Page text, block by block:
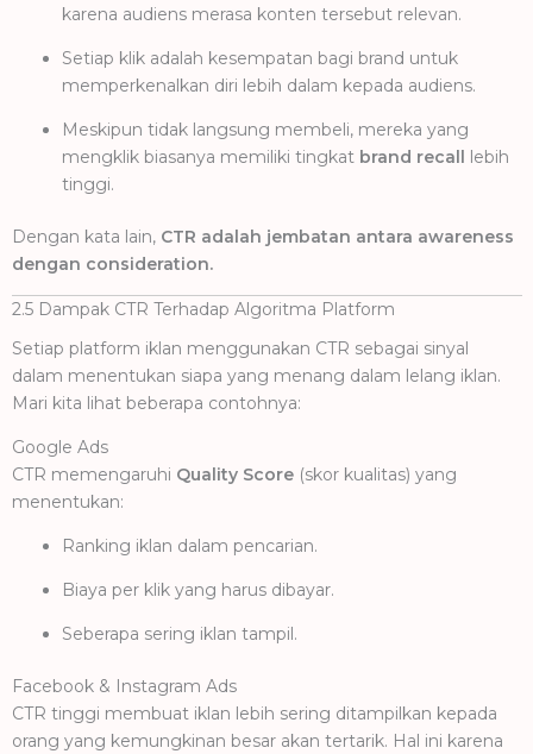
karena audiens merasa konten tersebut relevan.
Setiap klik adalah kesempatan bagi brand untuk
memperkenalkan diri lebih dalam kepada audiens.
Meskipun tidak langsung membeli, mereka yang
mengklik biasanya memiliki tingkat brand recall
lebih
tinggi.
Dengan kata lain, CTR adalah jembatan antara awareness
dengan consideration.
2.5 Dampak CTR Terhadap Algoritma Platform
Setiap platform iklan menggunakan CTR sebagai sinyal
dalam menentukan siapa yang menang dalam lelang iklan.
Mari kita lihat beberapa contohnya:
Google Ads
CTR memengaruhi Quality Score (skor kualitas) yang
menentukan:
Ranking iklan dalam pencarian.
Biaya per klik yang harus dibayar.
Seberapa sering iklan tampil.
Facebook & Instagram Ads
CTR tinggi membuat iklan lebih sering ditampilkan kepada
orang yang kemungkinan besar akan tertarik. Hal ini karena